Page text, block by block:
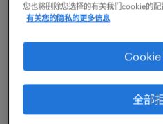
立即下载
人才短缺持续加剧
数字经济的迅猛推进不仅
您也将删除您选择的有关我们cookie的配
有关您的隐私的更多信息
Cookie
全部